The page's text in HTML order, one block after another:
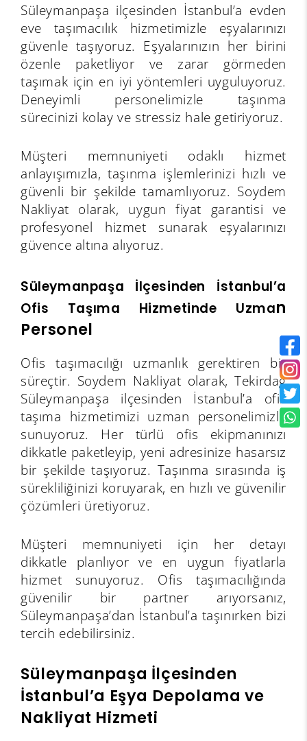
Süleymanpaşa ilçesinden İstanbul’a evden
eve taşımacılık hizmetimizle eşyalarınızı
güvenle taşıyoruz. Eşyalarınızın her birini
özenle paketliyor ve zarar görmeden
taşımak için en iyi yöntemleri uyguluyoruz.
Deneyimli personelimizle taşınma
sürecinizi kolay ve stressiz hale getiriyoruz.
Müşteri memnuniyeti odaklı hizmet
anlayışımızla, taşınma işlemlerinizi hızlı ve
güvenli bir şekilde tamamlıyoruz. Soydem
Nakliyat olarak, uygun fiyat garantisi ve
profesyonel hizmet sunarak eşyalarınızı
güvence altına alıyoruz.
Süleymanpaşa İlçesinden İstanbul’a
Ofis Taşıma Hizmetinde Uzman
Personel
Ofis taşımacılığı uzmanlık gerektiren bir
süreçtir. Soydem Nakliyat olarak, Tekirdağ
Süleymanpaşa ilçesinden İstanbul’a ofis
taşıma hizmetimizi uzman personelimizle
sunuyoruz. Her türlü ofis ekipmanınızı
dikkatle paketleyip, yeni adresinize hasarsız
bir şekilde taşıyoruz. Taşınma sırasında iş
sürekliliğinizi koruyarak, en hızlı ve güvenilir
çözümleri üretiyoruz.
Müşteri memnuniyeti için her detayı
dikkatle planlıyor ve en uygun fiyatlarla
hizmet sunuyoruz. Ofis taşımacılığında
güvenilir bir partner arıyorsanız,
Süleymanpaşa’dan İstanbul’a taşınırken bizi
tercih edebilirsiniz.
Süleymanpaşa İlçesinden
İstanbul’a Eşya Depolama ve
Nakliyat Hizmeti